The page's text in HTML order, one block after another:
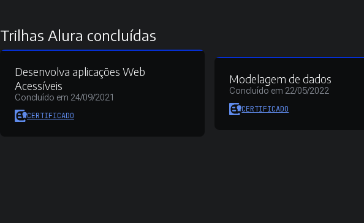
Trilhas Alura concluídas
Desenvolva aplicações Web
Acessíveis
Concluído em 24/09/2021
CERTIFICADO
Modelagem de dados
Concluído em 22/05/2022
CERTIFICADO